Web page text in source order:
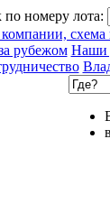
номеру лота:
схема
рубежом Наши